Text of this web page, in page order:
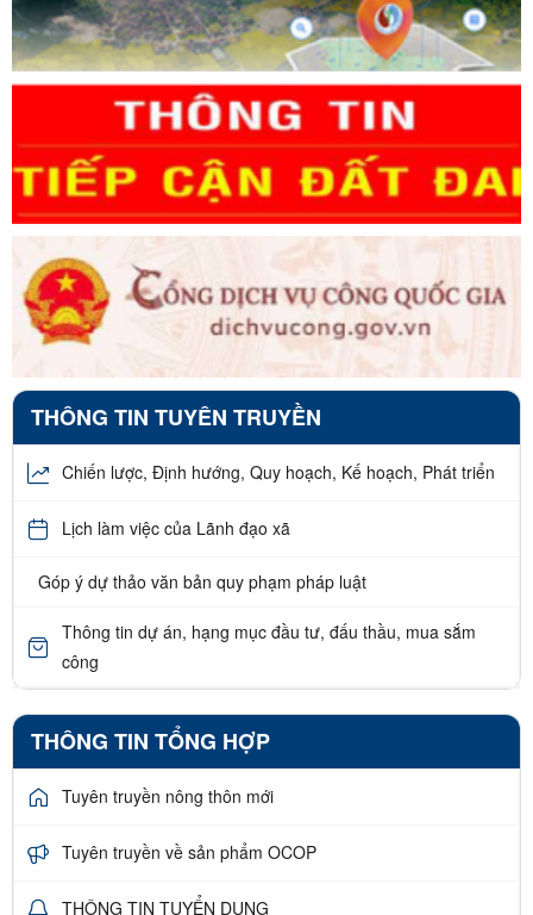
THÔNG TIN TUYÊN TRUYỀN
Chiến lược, Định hướng, Quy hoạch, Kế hoạch, Phát triển
Lịch làm việc của Lãnh đạo xã
Góp ý dự thảo văn bản quy phạm pháp luật
Thông tin dự án, hạng mục đầu tư, đấu thầu, mua sắm
công
THÔNG TIN TỔNG HỢP
Tuyên truyền nông thôn mới
Tuyên truyền về sản phẩm OCOP
THÔNG TIN TUYỂN DỤNG